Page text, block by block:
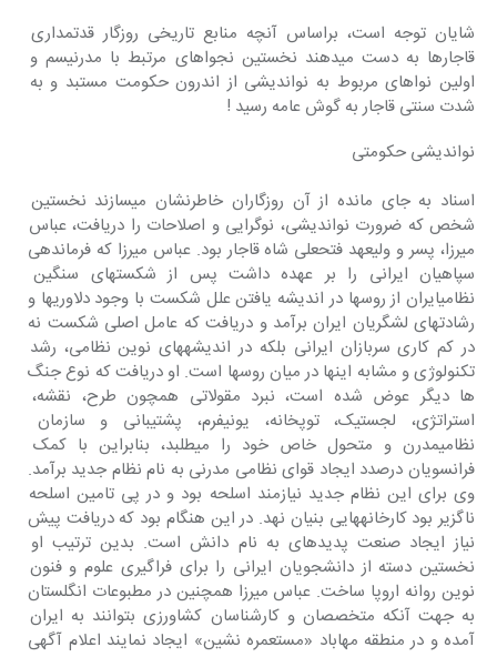
شایان توجه است، براساس آنچه منابع تاریخی روزگار قدتمداری
قاجارها به دست میدهند نخستین نجواهای مرتبط با مدرنیسم و
اولین نواهای مربوط به نواندیشی از اندرون حکومت مستبد و به
شدت سنتی قاجار به گوش عامه رسید !
نواندیشی حکومتی
اسناد به جای مانده از آن روزگاران خاطرنشان میسازند نخستین
شخص که ضرورت نواندیشی، نوگرایی و اصلاحات را دریافت، عباس
میرزا، پسر و ولیعهد فتحعلی شاه قاجار بود. عباس میرزا که فرماندهی
سپاهیان ایرانی را بر عهده داشت پس از شکستهای سنگین
نظامیایران از روسها در اندیشه یافتن علل شکست با وجود دلاوریها و
رشادتهای لشگریان ایران برآمد و دریافت که عامل اصلی شکست نه
در کم کاری سربازان ایرانی بلکه در اندیشههای نوین نظامی، رشد
تکنولوژی و مشابه اینها در میان روسها است. او دریافت که نوع جنگ
ها دیگر عوض شده است، نبرد مقولاتی همچون طرح، نقشه،
استراتژی، لجستیک، توپخانه، یونیفرم، پشتیبانی و سازمان
نظامیمدرن و متحول خاص خود را میطلبد، بنابراین با کمک
فرانسویان درصدد ایجاد قوای نظامی مدرنی به نام نظام جدید برآمد.
وی برای این نظام جدید نیازمند اسلحه بود و در پی تامین اسلحه
ناگزیر بود کارخانههایی بنیان نهد. در این هنگام بود که دریافت پیش
نیاز ایجاد صنعت پدیدهای به نام دانش است. بدین ترتیب او
نخستین دسته از دانشجویان ایرانی را برای فراگیری علوم و فنون
نوین روانه اروپا ساخت. عباس میرزا همچنین در مطبوعات انگلستان
به جهت آنکه متخصصان و کارشناسان کشاورزی بتوانند به ایران
آمده و در منطقه مهاباد «مستعمره نشین» ایجاد نمایند اعلام آگهی